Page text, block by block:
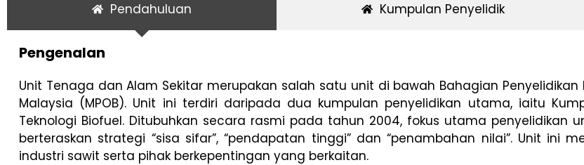
Pendahuluan Kumpulan Penyelidik
Pengenalan
Unit Tenaga dan Alam Sekitar merupakan salah satu unit di bawah Bahagian
Malaysia (MPOB). Unit ini terdiri daripada dua kumpulan penyelidikan utama, iaitu
Teknologi Biofuel. Ditubuhkan secara rasmi pada tahun 2004, fokus utama
berteraskan strategi “sisa sifar”, “pendapatan tinggi” dan “penambahan nilai”. Unit ini
industri sawit serta pihak berkepentingan yang berkaitan.